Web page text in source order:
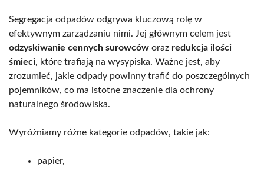
Segregacja odpadów odgrywa kluczową rolę w
efektywnym zarządzaniu nimi. Jej głównym celem jest
odzyskiwanie cennych surowców oraz redukcja ilości
śmieci, które trafiają na wysypiska. Ważne jest, aby
zrozumieć, jakie odpady powinny trafić do poszczególnych
pojemników, co ma istotne znaczenie dla ochrony
naturalnego środowiska.
Wyróżniamy różne kategorie odpadów, takie jak:
papier,